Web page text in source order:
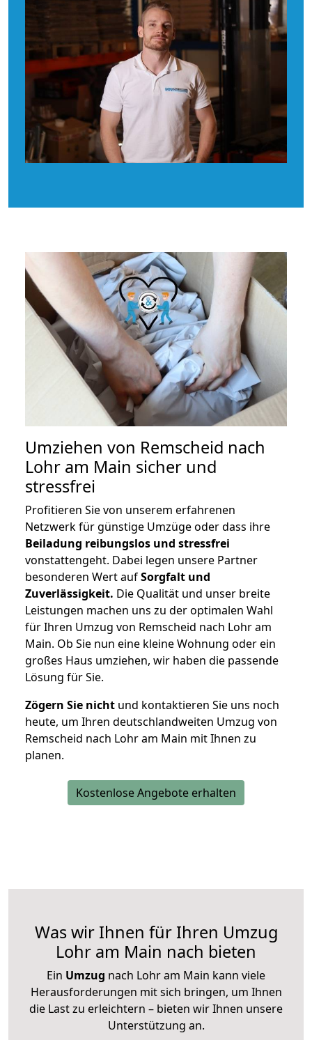
Umziehen von Remscheid nach
Lohr am Main sicher und
stressfrei
Profitieren Sie von unserem erfahrenen
Netzwerk für günstige Umzüge oder dass ihre
Beiladung reibungslos und stressfrei
vonstattengeht. Dabei legen unsere Partner
besonderen Wert aufSorgfalt und
Zuverlässigkeit. Die Qualität und unser breite
Leistungen machen uns zu der optimalen Wahl
für Ihren Umzug von Remscheid nach Lohr am
Main. Ob Sie nun eine kleine Wohnung oder ein
großes Haus umziehen, wir haben die passende
Lösung für Sie.
Zögern Sie nicht und kontaktieren Sie uns noch
heute, um Ihren deutschlandweiten Umzug von
Remscheid nach Lohr am Main mit Ihnen zu
planen.
Kostenlose Angebote erhalten
Was wir Ihnen für Ihren Umzug
Lohr am Main nach bieten
Ein Umzug nach Lohr am Main kann viele
Herausforderungen mit sich bringen, um Ihnen
die Last zu erleichtern – bieten wir Ihnen unsere
Unterstützung an.